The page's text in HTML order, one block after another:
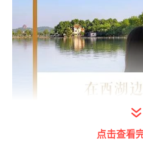
点击查看